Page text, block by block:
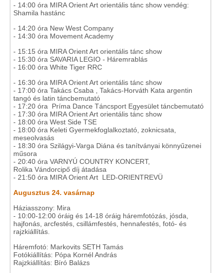
- 14:00 óra MIRA Orient Art orientális tánc show vendég:
Shamila hastánc
- 14:20 óra New West Company
- 14:30 óra Movement Academy
- 15:15 óra MIRA Orient Art orientális tánc show
- 15:30 óra SAVARIA LEGIO - Háremrablás
- 16:00 óra White Tiger RRC
- 16:30 óra MIRA Orient Art orientális tánc show
- 17:00 óra Takács Csaba , Takács-Horváth Kata argentin
tangó és latin táncbemutató
- 17:20 óra Príma Dance Táncsport Egyesület táncbemutató
- 17:30 óra MIRA Orient Art orientális tánc show
- 18:00 óra West Side TSE
- 18:00 óra Keleti Gyermekfoglalkoztató, zoknicsata,
meseolvasás
- 18:30 óra Szilágyi-Varga Diána és tanítványai könnyűzenei
műsora
- 20:40 óra VARNYÚ COUNTRY KONCERT,
Rolika Vándorcipő díj átadása
- 21:50 óra MIRA Orient Art LED-ORIENTREVÜ
Augusztus 24. vasárnap
Háziasszony: Mira
- 10:00-12:00 óráig és 14-18 óráig háremfotózás, jósda,
hajfonás, arcfestés, csillámfestés, hennafestés, fotó- és
rajzkiállítás.
Háremfotó: Markovits SETH Tamás
Fotókiállítás: Pópa Kornél András
Rajzkiállítás: Bíró Balázs